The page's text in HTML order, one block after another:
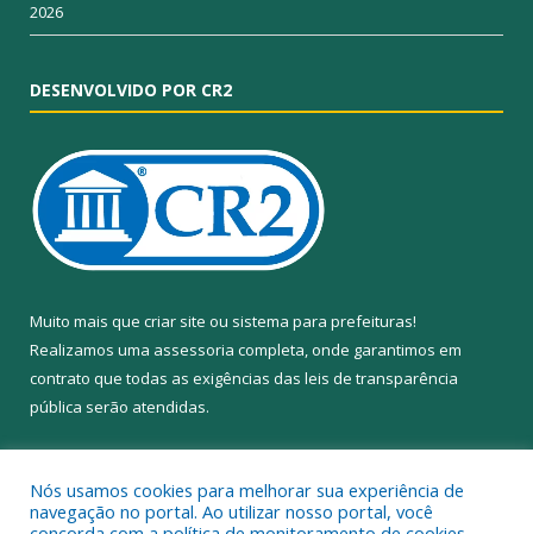
2026
DESENVOLVIDO POR CR2
Muito mais que criar site ou sistema para prefeituras!
Realizamos uma assessoria completa, onde garantimos em
contrato que todas as exigências das leis de transparência
pública serão atendidas.
Nós usamos cookies para melhorar sua experiência de
navegação no portal. Ao utilizar nosso portal, você